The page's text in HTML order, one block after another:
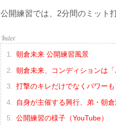
公開練習では、2分間のミット
朝倉未来 公開練習風景
朝倉未来、コンディションは
打撃のキレだけでなくパワー
自身が主催する興行、弟・朝
公開練習の様子（YouTube）